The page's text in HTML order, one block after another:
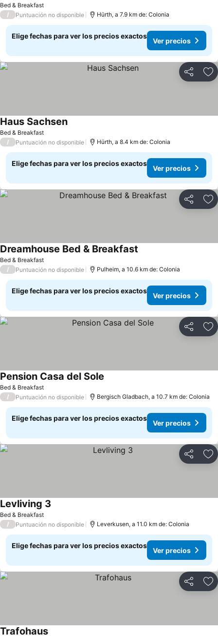
Bed & Breakfast
/ Puntuación no disponible Hürth, a 7.9 km de: Colonia
Elige fechas para ver los precios exactos
Ver precios
Compartir
Bed & Breakfast
Haus SachsenVer precios
/ Puntuación no disponible Hürth, a 8.4 km de: Colonia
Elige fechas para ver los precios exactos
Ver precios
Compartir
Bed & Breakfast
Dreamhouse Bed & Breakfast
/ Puntuación no disponible Pulheim, a 10.6 km de: Colonia
Elige fechas para ver los precios exactos
Ver precios
Compartir
Bed & Breakfast
Pension Casa del Sole
/ Puntuación no disponible Bergisch Gladbach, a 10.7 km de: Colonia
Elige fechas para ver los precios exactos
Ver precios
Compartir
Bed & Breakfast
Levliving 3
/ Puntuación no disponible Leverkusen, a 11.0 km de: Colonia
Elige fechas para ver los precios exactos
Ver precios
Compartir
Trafohaus